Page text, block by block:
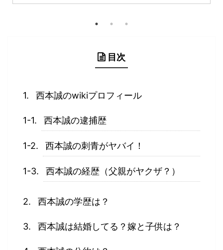
について調べてみました！ スポンサーリンク 西本誠
発表がありました。 市選管によると、申し出人は、同
議員には公職選挙法で定める選挙区内での３か月以上
目次
西本誠のwikiプロフィール
西本誠の逮捕歴
西本誠の刺青がヤバイ！
西本誠の経歴（父親がヤクザ？）
西本誠の学歴は？
西本誠は結婚してる？嫁と子供は？